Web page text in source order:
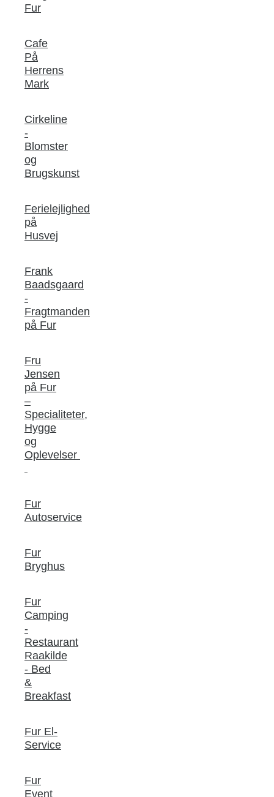
Fur
Cafe
På
Herrens
Mark
Cirkeline
-
Blomster
og
Brugskunst
Ferielejlighed
på
Husvej
Frank
Baadsgaard
-
Fragtmanden
på Fur
Fru
Jensen
på Fur
–
Specialiteter,
Hygge
og
Oplevelser
Fur
Autoservice
Fur
Bryghus
Fur
Camping
-
Restaurant
Raakilde
- Bed
&
Breakfast
Fur El-
Service
Fur
Event